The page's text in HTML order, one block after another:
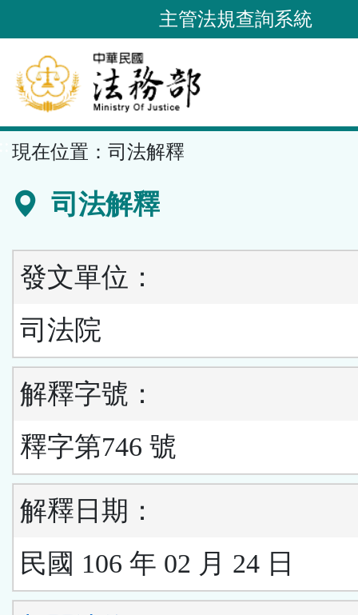
到
要
內
容
區
主管法規查詢系統
現在位置： 司法解釋
司法解釋
發文單位：
司法院
解釋字號：
釋字第746 號
解釋日期：
民國 106 年 02 月 24 日